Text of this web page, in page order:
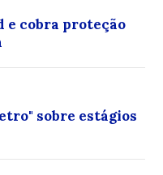
e cobra proteção
sobre estágios